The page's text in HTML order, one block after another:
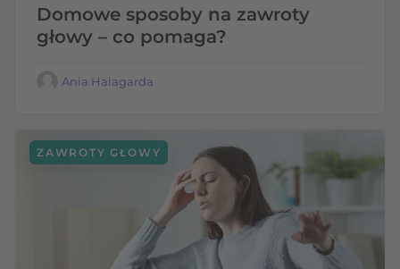
Domowe sposoby na zawroty
głowy – co pomaga?
Ania Halagarda
ZAWROTY GŁOWY